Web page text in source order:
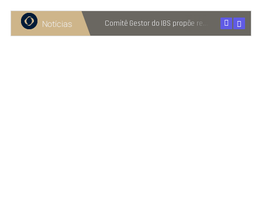
Notícias
Recuperação judicial cresce entre micro e pequenas empresas Comitê Gestor do IBS propõe reter metade de 2027